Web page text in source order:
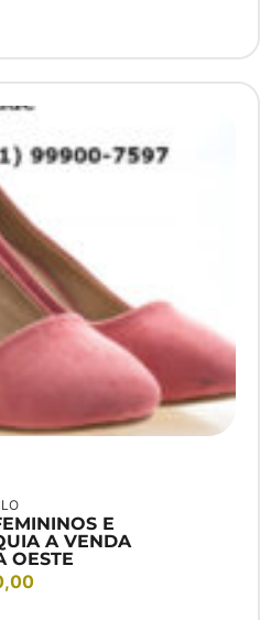
E
A VENDA
OESTE